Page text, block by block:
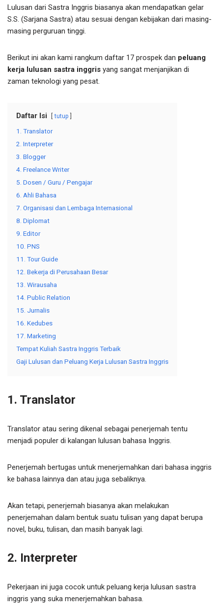
Lulusan dari Sastra Inggris biasanya akan mendapatkan gelar
S.S. (Sarjana Sastra) atau sesuai dengan kebijakan dari masing-
masing perguruan tinggi.
Berikut ini akan kami rangkum daftar 17 prospek dan peluang
kerja lulusan sastra inggris yang sangat menjanjikan di
zaman teknologi yang pesat.
Daftar Isi tutup
1. Translator
2. Interpreter
3. Blogger
4. Freelance Writer
5. Dosen / Guru / Pengajar
6. Ahli Bahasa
7. Organisasi dan Lembaga Internasional
8. Diplomat
9. Editor
10. PNS
11. Tour Guide
12. Bekerja di Perusahaan Besar
13. Wirausaha
14. Public Relation
15. Jurnalis
16. Kedubes
17. Marketing
Tempat Kuliah Sastra Inggris Terbaik
Gaji Lulusan dan Peluang Kerja Lulusan Sastra Inggris
1. Translator
Translator atau sering dikenal sebagai penerjemah tentu
menjadi populer di kalangan lulusan bahasa Inggris.
Penerjemah bertugas untuk menerjemahkan dari bahasa inggris
ke bahasa lainnya dan atau juga sebaliknya.
Akan tetapi, penerjemah biasanya akan melakukan
penerjemahan dalam bentuk suatu tulisan yang dapat berupa
novel, buku, tulisan, dan masih banyak lagi.
2. Interpreter
Pekerjaan ini juga cocok untuk peluang kerja lulusan sastra
inggris yang suka menerjemahkan bahasa.